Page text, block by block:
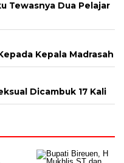
Tewasnya Dua Pelajar
Kepala Madrasah
Dicambuk 17 Kali